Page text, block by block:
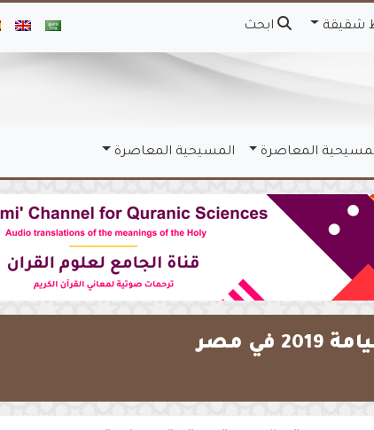
شقيقة ابحث
المعاصرة المسيحية المعاصرة
في مصر